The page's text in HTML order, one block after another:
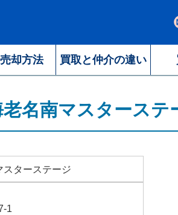
却方法 買取と仲介の違い
名南マスターステ
スターステージ
1